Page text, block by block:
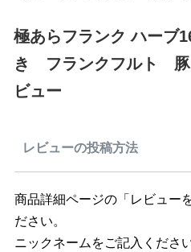
極あらフランク ハー
き フランクフルト
ビュー
レビューの投稿方法
商品詳細ページの「レビュー
ださい。
ニックネームをご記入ください